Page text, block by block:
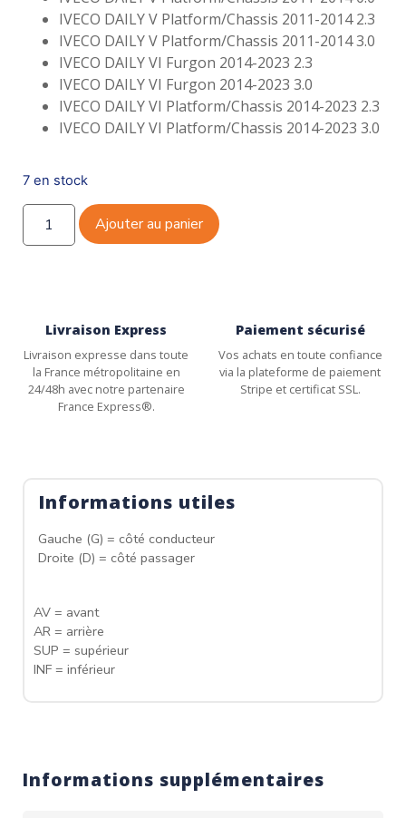
IVECO DAILY V Platform/Chassis 2011-2014 2.3
IVECO DAILY V Platform/Chassis 2011-2014 3.0
IVECO DAILY VI Furgon 2014-2023 2.3
IVECO DAILY VI Furgon 2014-2023 3.0
IVECO DAILY VI Platform/Chassis 2014-2023 2.3
IVECO DAILY VI Platform/Chassis 2014-2023 3.0
7 en stock
Ajouter au panier
Livraison Express
Livraison expresse dans toute
la France métropolitaine en
24/48h avec notre partenaire
France Express®.
Paiement sécurisé
Vos achats en toute confiance
via la plateforme de paiement
Stripe et certificat SSL.
Informations utiles
Gauche (G) = côté conducteur
Droite (D) = côté passager
AV = avant
AR = arrière
SUP = supérieur
INF = inférieur
Informations supplémentaires